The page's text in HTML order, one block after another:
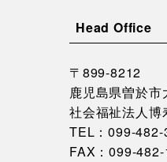
Head Office
〒899-8212
鹿児島県曽於
社会福祉法人博
TEL：099-482-
FAX：099-